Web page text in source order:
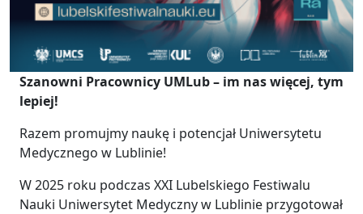
Szanowni Pracownicy UMLub – im nas więcej, tym
lepiej!
Razem promujmy naukę i potencjał Uniwersytetu
Medycznego w Lublinie!
W 2025 roku podczas XXI Lubelskiego Festiwalu
Nauki Uniwersytet Medyczny w Lublinie przygotował